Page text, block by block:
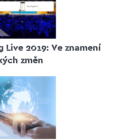
Live 2019: Ve znamení
změn